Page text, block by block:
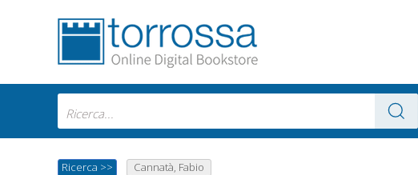
Ricerca >> Cannatà, Fabio